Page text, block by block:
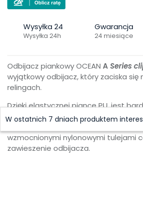
Wysyłka 24
Wysyłka 24h
Gwarancja
24 miesiące
Odbijacz piankowy OCEAN ASeries
wyjątkowy odbijacz, który zaciska się
relingach.
Dzięki elastycznej piance PU, jest
Doskonale chroni łódź zarówno w
wewnątrz znajduje się przelotowy
wzmocnionymi nylonowymi tulejami
zawieszenie odbijacza.
W ostatnich 7 dniach produktem